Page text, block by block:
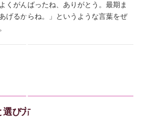
くがんばったね、ありがとう。最期ま
げるからね。」というような言葉をぜ
選び方